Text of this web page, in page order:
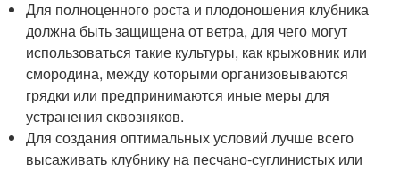
Для полноценного роста и плодоношения клубника
должна быть защищена от ветра, для чего могут
использоваться такие культуры, как крыжовник или
смородина, между которыми организовываются
грядки или предпринимаются иные меры для
устранения сквозняков.
Для создания оптимальных условий лучше всего
высаживать клубнику на песчано-суглинистых или